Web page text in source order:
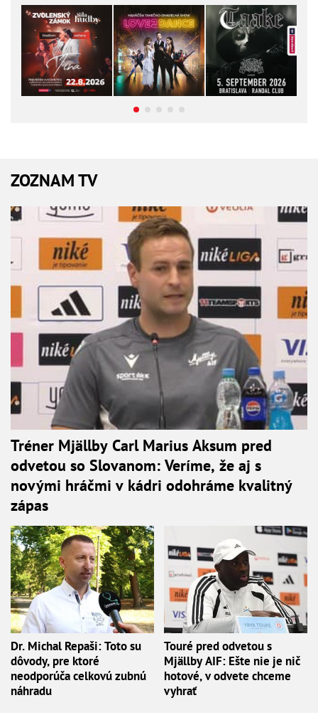
ZOZNAM TV
Tréner Mjällby Carl Marius Aksum pred
odvetou so Slovanom: Veríme, že aj s
novými hráčmi v kádri odohráme kvalitný
zápas
Dr. Michal Repaši: Toto su
dôvody, pre ktoré
neodporúča celkovú zubnú
náhradu
Touré pred odvetou s
Mjällby AIF: Ešte nie je nič
hotové, v odvete chceme
vyhrať